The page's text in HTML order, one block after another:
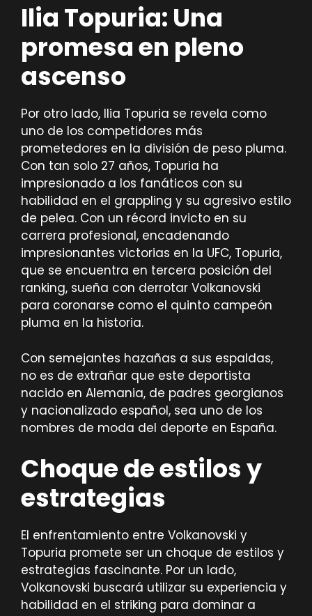
Ilia Topuria: Una
promesa en pleno
ascenso
Por otro lado, Ilia Topuria se revela como
uno de los competidores más
prometedores en la división de peso pluma.
Con tan solo 27 años, Topuria ha
impresionado a los fanáticos con su
habilidad en el grappling y su agresivo estilo
de pelea. Con un récord invicto en su
carrera profesional, encadenando
impresionantes victorias en la UFC, Topuria,
que se encuentra en tercera posición del
ranking, sueña con derrotar Volkanovski
para coronarse como el quinto campeón
pluma en la historia.
Con semejantes hazañas a sus espaldas,
no es de extrañar que este deportista
nacido en Alemania, de padres georgianos
y nacionalizado español, sea uno de los
nombres de moda del deporte en España.
Choque de estilos y
estrategias
El enfrentamiento entre Volkanovski y
Topuria promete ser un choque de estilos y
estrategias fascinante. Por un lado,
Volkanovski buscará utilizar su experiencia y
habilidad en el striking para dominar a